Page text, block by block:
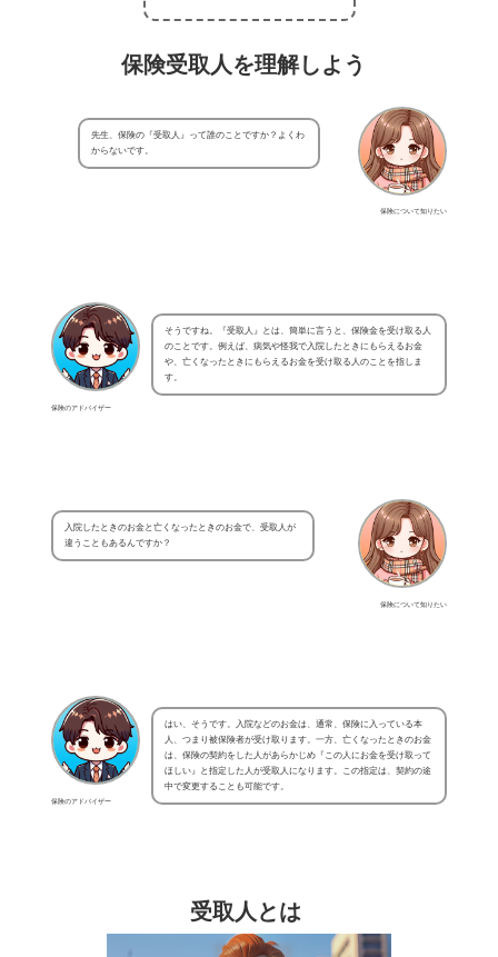
保険受取人を理解しよう
保険について知りたい
先生、保険の『受取人』って誰のことですか？よくわ
からないです。
保険のアドバイザー
そうですね。『受取人』とは、簡単に言うと、保険金を受け取る人
のことです。例えば、病気や怪我で入院したときにもらえるお金
や、亡くなったときにもらえるお金を受け取る人のことを指しま
す。
保険について知りたい
入院したときのお金と亡くなったときのお金で、受取人が
違うこともあるんですか？
保険のアドバイザー
はい、そうです。入院などのお金は、通常、保険に入っている本
人、つまり被保険者が受け取ります。一方、亡くなったときのお金
は、保険の契約をした人があらかじめ『この人にお金を受け取って
ほしい』と指定した人が受取人になります。この指定は、契約の途
中で変更することも可能です。
受取人とは